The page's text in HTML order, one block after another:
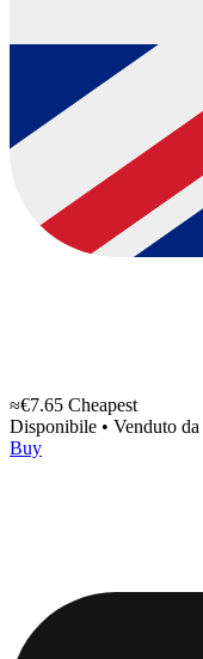
≈€7.65 Cheapest
Disponibile • Venduto da
Buy